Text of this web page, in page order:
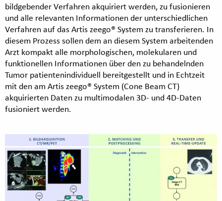
bildgebender Verfahren akquiriert werden, zu fusionieren
und alle relevanten Informationen der unterschiedlichen
Verfahren auf das Artis zeego® System zu transferieren. In
diesem Prozess sollen dem an diesem System arbeitenden
Arzt kompakt alle morphologischen, molekularen und
funktionellen Informationen über den zu behandelnden
Tumor patientenindividuell bereitgestellt und in Echtzeit
mit den am Artis zeego® System (Cone Beam CT)
akquirierten Daten zu multimodalen 3D- und 4D-Daten
fusioniert werden.